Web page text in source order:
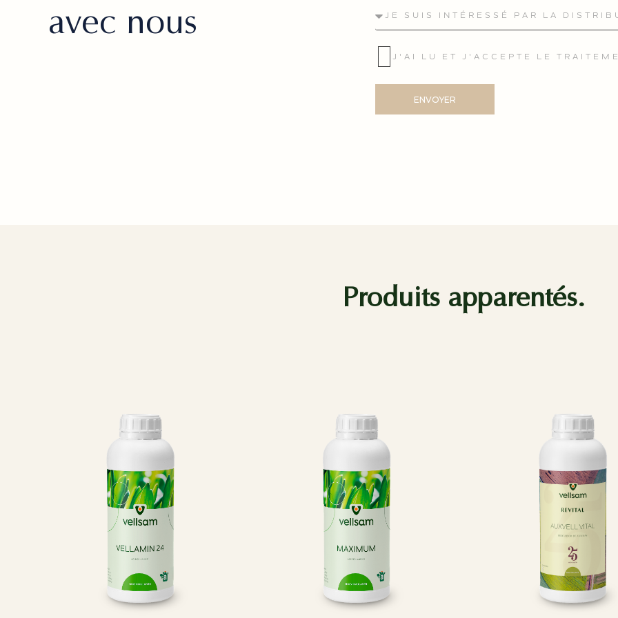
avec nous
J'AI LU ET J'ACCEPTE LE
ENVOYER
Produits apparentés.